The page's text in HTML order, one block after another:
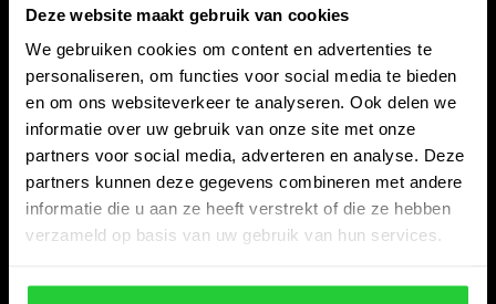
Deze website maakt gebruik van cookies
We gebruiken cookies om content en advertenties te
personaliseren, om functies voor social media te bieden
en om ons websiteverkeer te analyseren. Ook delen we
informatie over uw gebruik van onze site met onze
partners voor social media, adverteren en analyse. Deze
partners kunnen deze gegevens combineren met andere
informatie die u aan ze heeft verstrekt of die ze hebben
verzameld op basis van uw gebruik van hun services.
Bespanracket.nl is dé racketspecialist van Lelystad en
omstreken.
Snijdersstraat 6
8224 AA Lelystad
Nederland
06-57276080
info@bespanracket.nl